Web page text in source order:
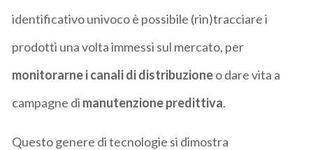
identificativo univoco è possibile (rin)tracciare i
prodotti una volta immessi sul mercato, per
monitorarne i canali di distribuzioneo dare vita a
campagne di manutenzione predittiva.
Questo genere di tecnologie si dimostra